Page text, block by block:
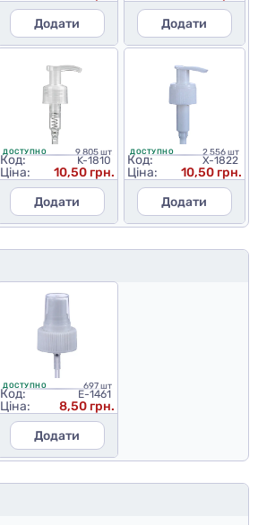
Додати
Додати
ДОСТУПНО 9 805 шт
Код: K-1810
Ціна:
10,50 грн.
Додати
ДОСТУПНО 2 556 шт
Код: X-1822
Ціна:
10,50 грн.
Додати
ДОСТУПНО 697 шт
Код: E-1461
Ціна:
8,50 грн.
Додати